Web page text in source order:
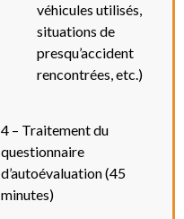
véhicules utilisés,
situations de
presqu’accident
rencontrées, etc.)
4 – Traitement du
questionnaire
d’autoévaluation (45
minutes)